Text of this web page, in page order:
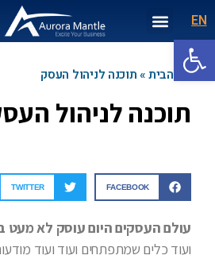
EN
דף הבית»תוכנה לניהול העסק
תוכנה לניהול
FACEBOOK
TWITTER
עולם העסקים היום עוסק לא מעט
ועוד כלים שמתפתחים ועוד ועוד
פתח סרגל נגישות